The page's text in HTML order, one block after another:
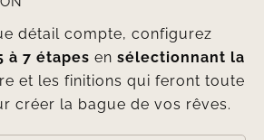
détail compte, configurez
à 7 étapes en sélectionnant la
et les finitions qui feront toute
créer la bague de vos rêves.